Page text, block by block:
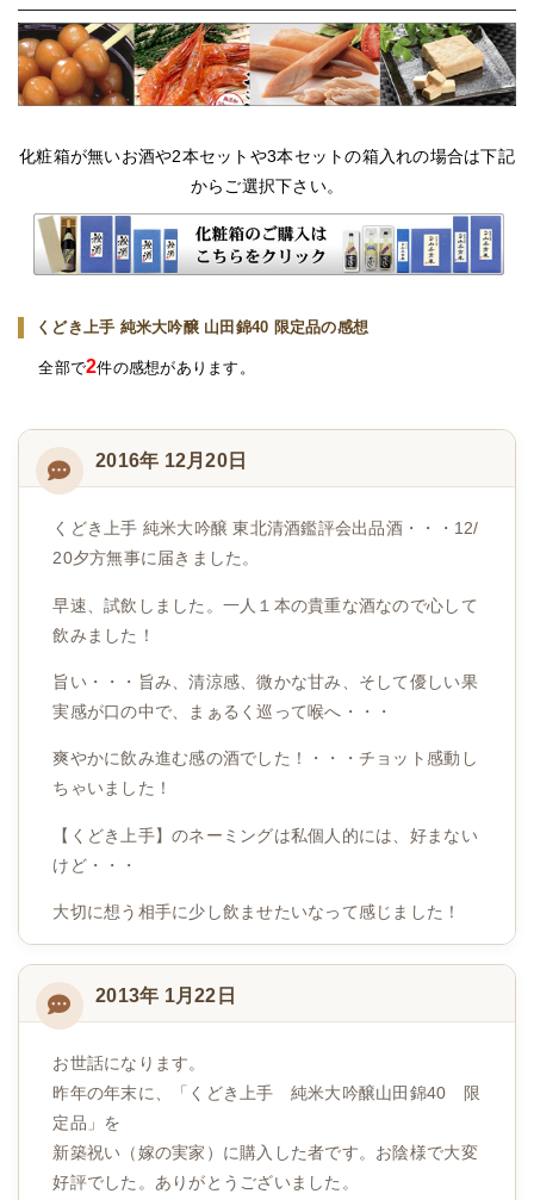
化粧箱が無いお酒や2本セットや3本セットの箱入れの場合は下記
からご選択下さい。
くどき上手 純米大吟醸 山田錦40 限定品の感想
全部で2件の感想があります。
2016年 12月20日
くどき上手 純米大吟醸 東北清酒鑑評会出品酒・・・12/
20夕方無事に届きました。
早速、試飲しました。一人１本の貴重な酒なので心して
飲みました！
旨い・・・旨み、清涼感、微かな甘み、そして優しい果
実感が口の中で、まぁるく巡って喉へ・・・
爽やかに飲み進む感の酒でした！・・・チョット感動し
ちゃいました！
【くどき上手】のネーミングは私個人的には、好まない
けど・・・
大切に想う相手に少し飲ませたいなって感じました！
2013年 1月22日
お世話になります。
昨年の年末に、「くどき上手 純米大吟醸山田錦40 限
定品」を
新築祝い（嫁の実家）に購入した者です。お陰様で大変
好評でした。ありがとうございました。